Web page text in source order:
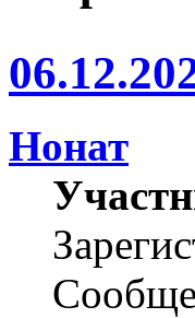
Нонат